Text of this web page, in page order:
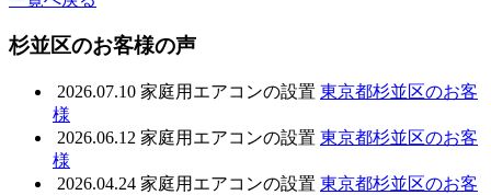
杉並区のお客様の声
2026.07.10 家庭用エアコンの設置 東京都杉並区のお客
様
2026.06.12 家庭用エアコンの設置 東京都杉並区のお客
様
2026.04.24 家庭用エアコンの設置 東京都杉並区のお客